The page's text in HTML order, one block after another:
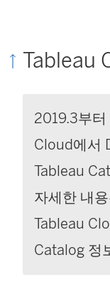
Tableau
2019.3부
Cloud에서
Tableau
자세한 내
Tableau
Catalog 정